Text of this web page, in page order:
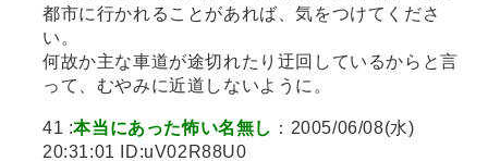
都市に行かれることがあれば、気をつけてくださ
い。
何故か主な車道が途切れたり迂回しているからと言
って、むやみに近道しないように。
41 :本当にあった怖い名無し ：2005/06/08(水)
20:31:01 ID:uV02R88U0